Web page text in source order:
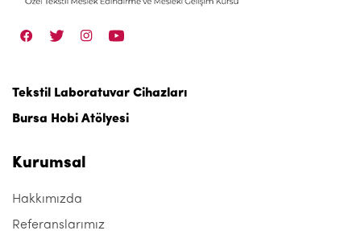
Tekstil Laboratuvar Cihazları
Bursa Hobi Atölyesi
Kurumsal
Hakkımızda
Referanslarımız